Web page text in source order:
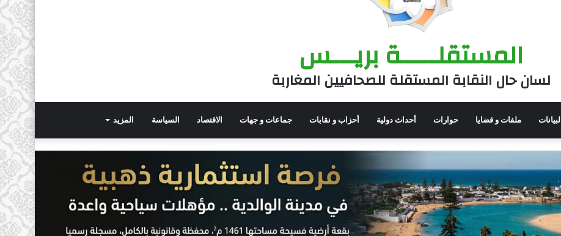
المستقلــــــة بريــــس
لسان حال النقابة المستقلة للصحافيين المغاربة
البيانات ملفات و قضايا حوارات أحداث دولية أحزاب و نقابات جماعات و جهات الاقتصاد السياسة المزيد